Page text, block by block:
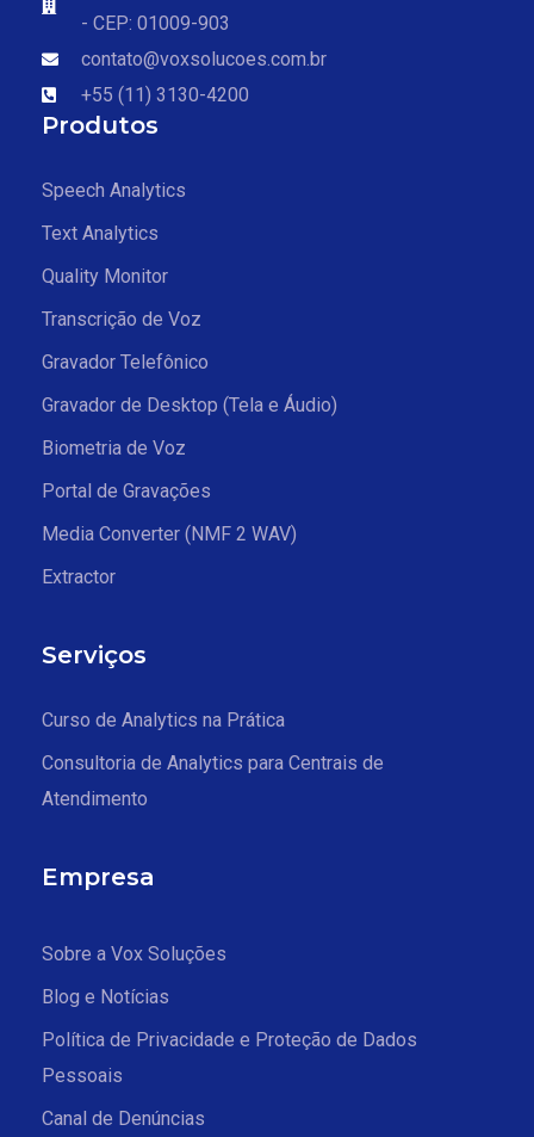
- CEP: 01009-903
contato@voxsolucoes.com.br
+55 (11) 3130-4200
Produtos
Speech Analytics
Text Analytics
Quality Monitor
Transcrição de Voz
Gravador Telefônico
Gravador de Desktop (Tela e Áudio)
Biometria de Voz
Portal de Gravações
Media Converter (NMF 2 WAV)
Extractor
Serviços
Curso de Analytics na Prática
Consultoria de Analytics para Centrais de
Atendimento
Empresa
Sobre a Vox Soluções
Blog e Notícias
Política de Privacidade e Proteção de Dados
Pessoais
Canal de Denúncias